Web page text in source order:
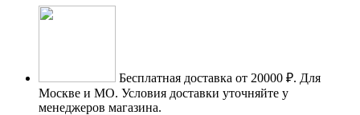
Бесплатная доставка от 20000 ₽. Для
Москве и МО. Условия доставки уточняйте у
менеджеров магазина.